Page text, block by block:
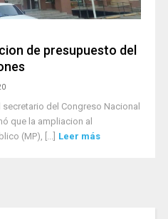
de presupuesto del
secretario del Congreso Nacional
que la ampliacion al
(MP), [...] Leer más